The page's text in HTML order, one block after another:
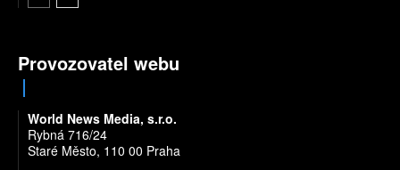
Provozovatel webu
World News Media, s.r.o.
Rybná 716/24
Staré Město, 110 00 Praha